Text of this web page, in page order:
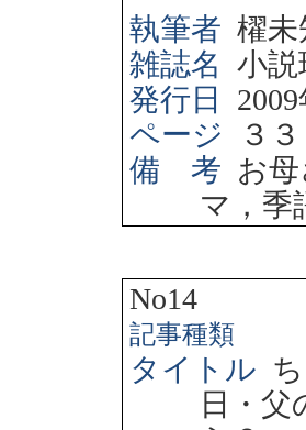
執筆者 櫂未
雑誌名 小説
発行日
2009
ページ
３
備 考 お
マ，季
No14
記事種類
タイトル
日・